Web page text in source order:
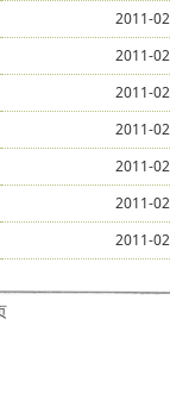
2011-
2011-
2011-
2011-
2011-
2011-
2011-